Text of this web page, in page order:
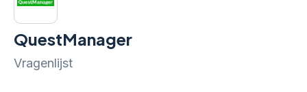
QuestManager
Vragenlijst